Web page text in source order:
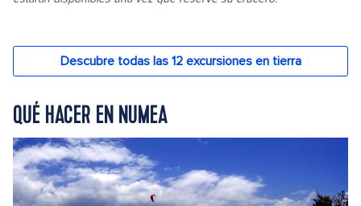
QUÉ HACER EN NUMEA